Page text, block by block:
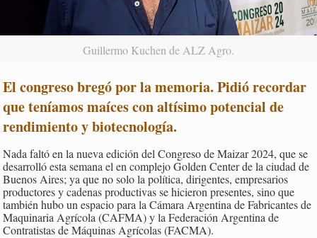
Guillermo Kuchen de ALZ Agro.
El congreso bregó por la memoria. Pidió recordar
que teníamos maíces conaltísimo potencial de
rendimiento y biotecnología.
Nada faltó en la nueva edición del Congreso de Maizar 2024, que se
desarrolló esta semana el en complejo Golden Center de la ciudad de
Buenos Aires; ya que no solo la política, dirigentes, empresarios
productores y cadenas productivas se hicieron presentes, sino que
también hubo un espacio para la Cámara Argentina de Fabricantes de
Maquinaria Agrícola (CAFMA) y la Federación Argentina de
Contratistas de Máquinas Agrícolas (FACMA).